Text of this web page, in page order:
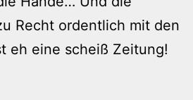
Recht ordentlich mit den
eh eine scheiß Zeitung!